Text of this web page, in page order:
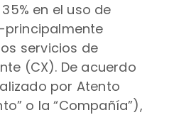
en el uso de
servicios de
(CX). De acuerdo
por Atento
o la “Compañía”),